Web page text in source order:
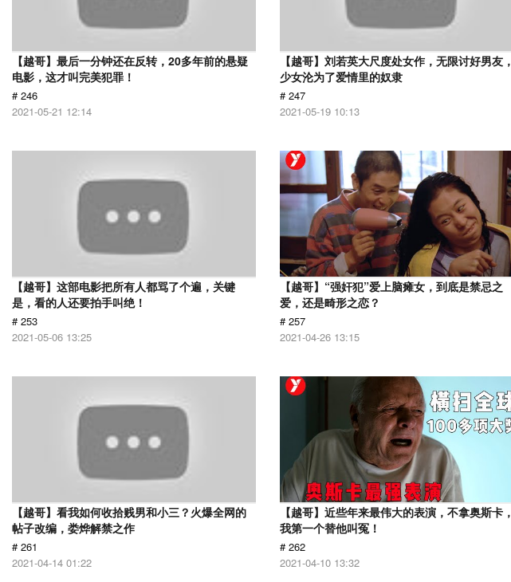
【越哥】最后一分钟还在反转，20多年前的悬疑
电影，这才叫完美犯罪！
# 246
2021-05-21 12:14
【越哥】刘若英大尺度处女作，无限讨好男友，
少女沦为了爱情里的奴隶
# 247
2021-05-19 10:13
【越哥】这部电影把所有人都骂了个遍，关键
是，看的人还要拍手叫绝！
# 253
2021-05-06 13:25
【越哥】“强奸犯”爱上脑瘫女，到底是禁忌之
爱，还是畸形之恋？
# 257
2021-04-26 13:15
【越哥】看我如何收拾贱男和小三？火爆全网的
帖子改编，娄烨解禁之作
# 261
2021-04-14 01:22
【越哥】近些年来最伟大的表演，不拿奥斯卡，
我第一个替他叫冤！
# 262
2021-04-10 13:32